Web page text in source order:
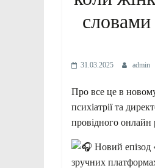
словами
31.03.2025 admin
Про все це в
психіатрії та
провідного онлайн
Новий епізод
зручних